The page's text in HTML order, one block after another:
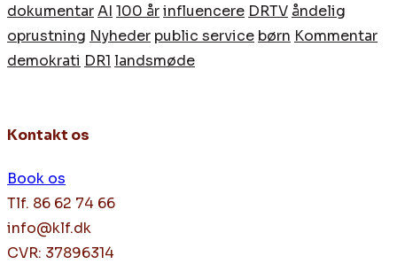
dokumentarAI 100 årinfluencere DRTV åndelig
oprustning Nyheder public service børn Kommentar
demokrati DR1 landsmøde
Kontakt os
Book os
Tlf. 86 62 74 66
info@klf.dk
CVR: 37896314